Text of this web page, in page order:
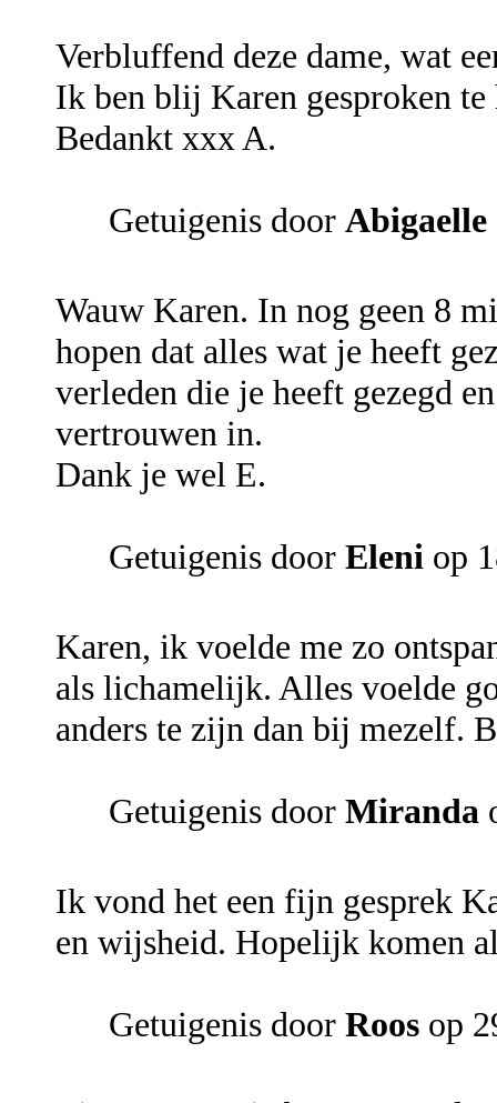
Verbluffend deze dame, wat
Ik ben blij Karen gesproken
Bedankt xxx A.
Getuigenis door Abigaelle
Wauw Karen. In nog geen 8
hopen dat alles wat je heeft
verleden die je heeft gezegd
vertrouwen in.
Dank je wel E.
Getuigenis door Eleni op
Karen, ik voelde me zo
als lichamelijk. Alles voelde
anders te zijn dan bij mezelf.
Getuigenis door Miranda
Ik vond het een fijn gesprek
en wijsheid. Hopelijk komen
Getuigenis door Roos op